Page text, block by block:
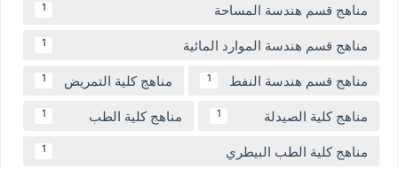
مناهج قسم هندسة المساحة 1
مناهج قسم هندسة الموارد المائية 1
مناهج قسم هندسة النفط 1 مناهج كلية التمريض 1
مناهج كلية الصيدلة 1 مناهج كلية الطب 1
مناهج كلية الطب البيطري 1